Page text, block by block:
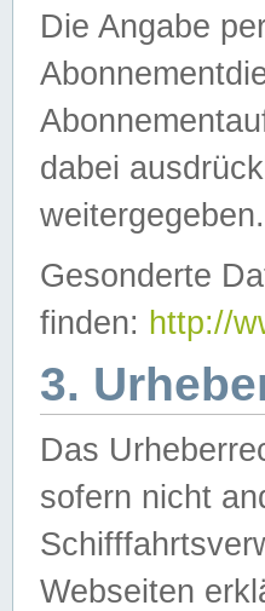
Die Angabe
dabei
weitergegeben.
Gesonderte
finden: http://
3.
Das
sofern nicht
Webseiten